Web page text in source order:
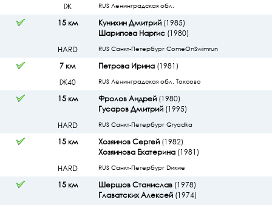
lЖ
RUS Ленинградская обл.
15 км
HARD
Кунихин Дмитрий(1985)
Шарипова Наргис(1980)
RUS Санкт-Петербург ComeOnSwimrun
7 км
lЖ40
Петрова Ирина(1981)
RUS Ленинградская обл. Токсово
15 км
HARD
Фролов Андрей(1980)
Гусаров Дмитрий(1995)
RUS Санкт-Петербург Gryadka
15 км
HARD
Хозяинов Сергей(1982)
Хозяинова Екатерина(1981)
RUS Санкт-Петербург Dикие
15 км Шершов Станислав(1978)
Главатских Алексей(1974)